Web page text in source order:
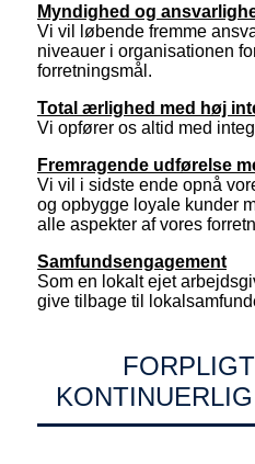
Myndighed og
Vi vil løbende fremme
niveauer i organisationen
forretningsmål.
Total ærlighed med høj
Vi opfører os altid med
Fremragende udførelse
Vi vil i sidste ende opnå
og opbygge loyale kunder
alle aspekter af vores
Samfundsengagement
Som en lokalt ejet
give tilbage til